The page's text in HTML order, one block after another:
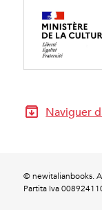
Naviguer
© newitalianbooks.
Partita Iva